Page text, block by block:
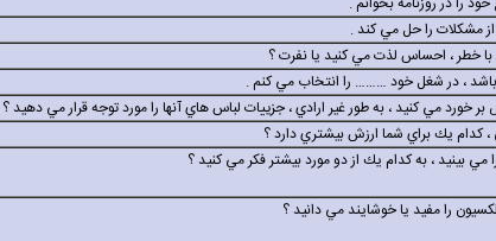
……… را انتخاب مي كنم .